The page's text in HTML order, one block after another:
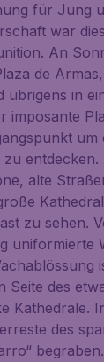
für Jung
war
An
de
übrigens in
imposante
um
entdecken.
alte
zu sehen.
uniformierte
Seite des
Kathedrale.
des